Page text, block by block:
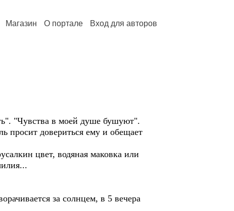
Магазин О портале Вход для авторов
"Чувства в моей душе бушуют".
просит довериться ему и обещает
цвет, водяная маковка или
за солнцем, в 5 вечера